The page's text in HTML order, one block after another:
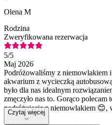
Olena M
Rodzina
Zweryfikowana rezerwacja
5/5
Maj 2026
Podróżowaliśmy z niemowlakiem i
akwarium z wycieczką
było dla nas idealnym
zmęczyło nas to. Gorąco polecam
podróżujecie z niemowlakiem 😊,
Czytaj więcej